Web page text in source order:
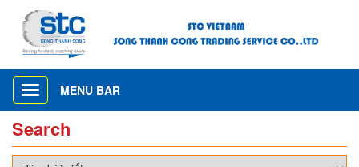
Toggle
navigation
MENU BAR
Search